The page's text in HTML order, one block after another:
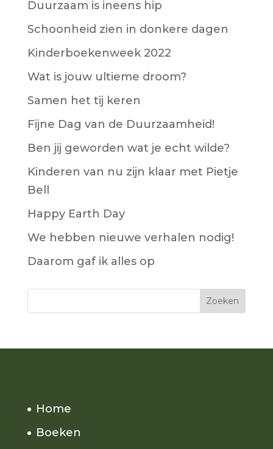
Duurzaam is ineens hip
Schoonheid zien in donkere dagen
Kinderboekenweek 2022
Wat is jouw ultieme droom?
Samen het tij keren
Fijne Dag van de Duurzaamheid!
Ben jij geworden wat je echt wilde?
Kinderen van nu zijn klaar met Pietje
Bell
Happy Earth Day
We hebben nieuwe verhalen nodig!
Daarom gaf ik alles op
Home
Boeken